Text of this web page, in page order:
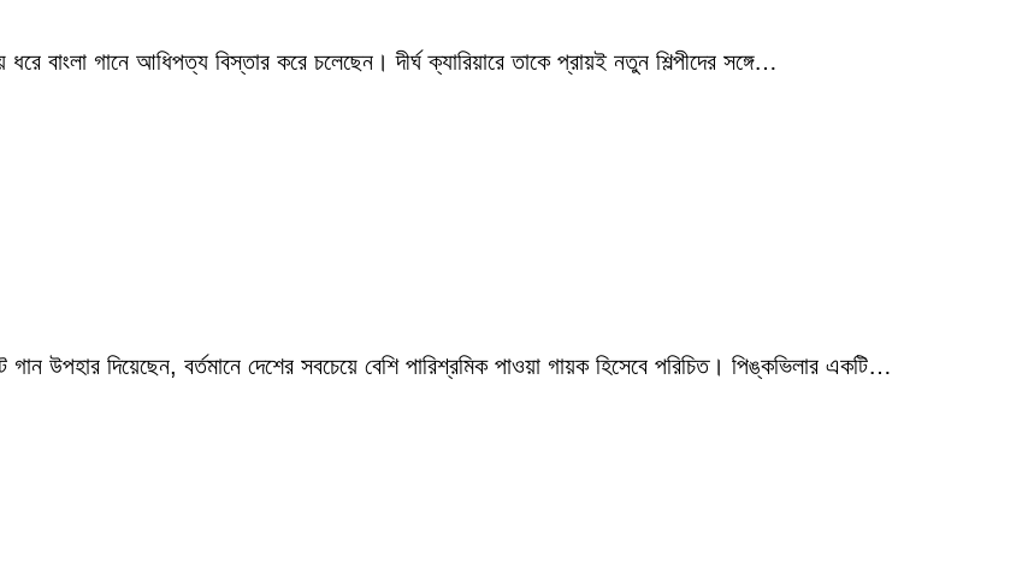
বাংলা গানে আধিপত্য বিস্তার করে চলেছেন। দীর্ঘ ক্যারিয়ারে তাকে প্রায়ই নতুন শিল্পীদের সঙ্গে…
উপহার দিয়েছেন, বর্তমানে দেশের সবচেয়ে বেশি পারিশ্রমিক পাওয়া গায়ক হিসেবে পরিচিত। পিঙ্কভিলার একটি…